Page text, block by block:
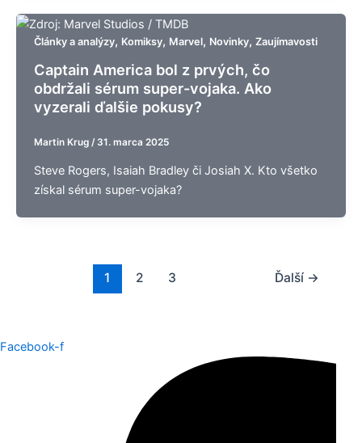
Články a analýzy, Komiksy, Marvel, Novinky, Zaujímavosti
Captain America bol z prvých, čo
obdržali sérum super-vojaka. Ako
vyzerali ďalšie pokusy?
Martin Krug / 31. marca 2025
Steve Rogers, Isaiah Bradley či Josiah X. Kto všetko
získal sérum super-vojaka?
1 2 3 Ďalší →
Facebook-f